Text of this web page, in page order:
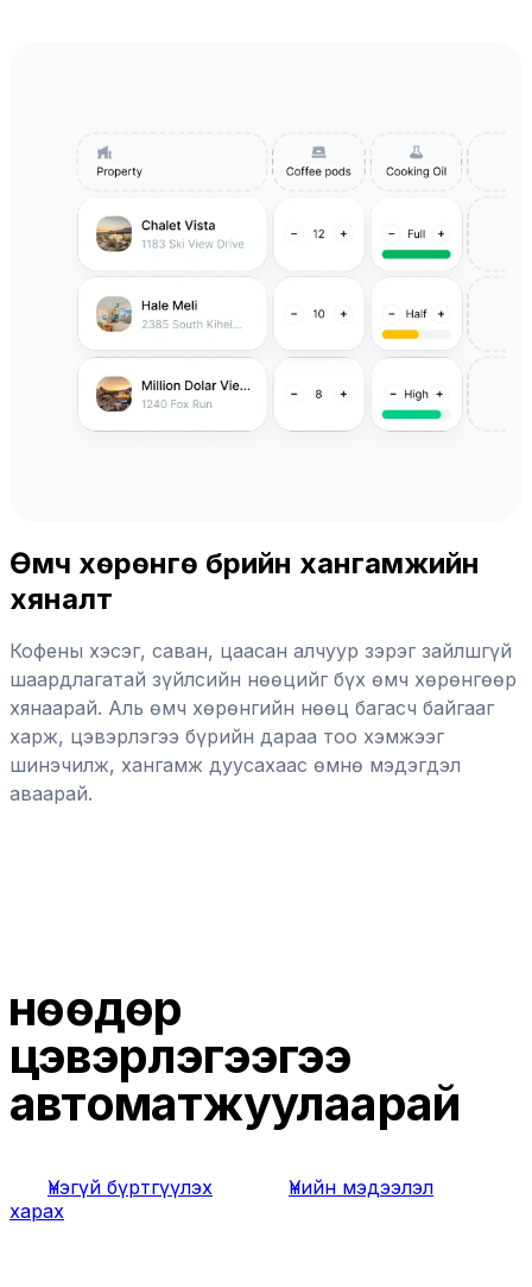
Өмч хөрөнгө бүрийн хангамжийн
хяналт
Кофены хэсэг, саван, цаасан алчуур зэрэг зайлшгүй
шаардлагатай зүйлсийн нөөцийг бүх өмч хөрөнгөөр
хянаарай. Аль өмч хөрөнгийн нөөц багасч байгааг
харж, цэвэрлэгээ бүрийн дараа тоо хэмжээг
шинэчилж, хангамж дуусахаас өмнө мэдэгдэл
аваарай.
Өнөөдөр
цэвэрлэгээгээ
автоматжуулаарай
Үнэгүй бүртгүүлэх
Үнийн мэдээлэл
харах